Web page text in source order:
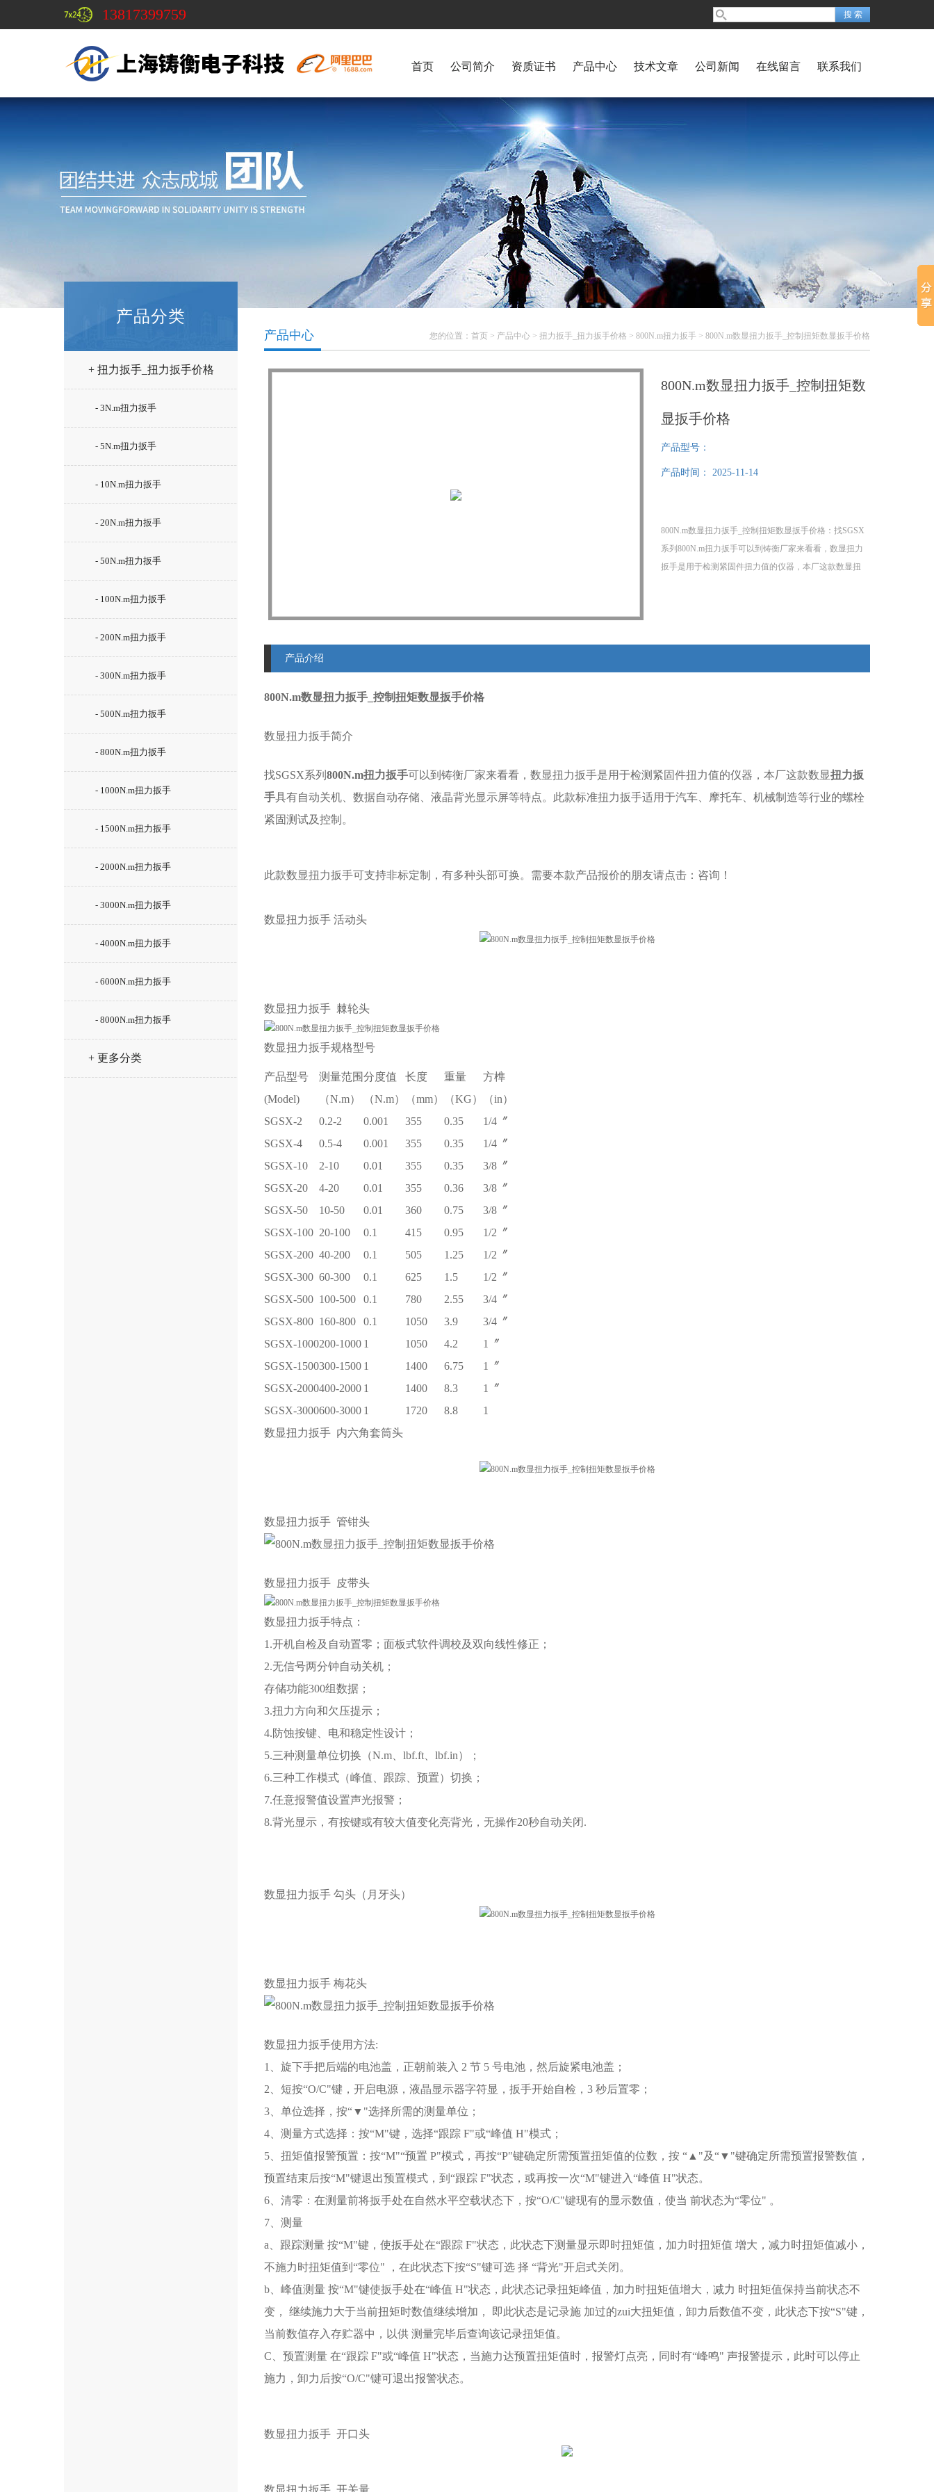
13817399759
首页 公司简介 资质证书 产品中心 技术文章 公司新闻 在线留言 联系我们
产品分类
+ 扭力扳手_扭力扳手价格
- 3N.m扭力扳手
- 5N.m扭力扳手
- 10N.m扭力扳手
- 20N.m扭力扳手
- 50N.m扭力扳手
- 100N.m扭力扳手
- 200N.m扭力扳手
- 300N.m扭力扳手
- 500N.m扭力扳手
- 800N.m扭力扳手
- 1000N.m扭力扳手
- 1500N.m扭力扳手
- 2000N.m扭力扳手
- 3000N.m扭力扳手
- 4000N.m扭力扳手
- 6000N.m扭力扳手
- 8000N.m扭力扳手
+ 更多分类
您的位置： 首页 > 产品中心 > 扭力扳手_扭力扳手价格 > 800N.m扭力扳手 > 800N.m数显扭力扳手_控制扭矩数显扳手价格
产品中心
800N.m数显扭力扳手_控制扭矩数
显扳手价格
产品型号：
产品时间： 2025-11-14
800N.m数显扭力扳手_控制扭矩数显扳手价格：找SGSX
系列800N.m扭力扳手可以到铸衡厂家来看看，数显扭力
扳手是用于检测紧固件扭力值的仪器，本厂这款数显扭
产品介绍
800N.m数显扭力扳手_控制扭矩数显扳手价格
数显扭力扳手简介
找SGSX系列 800N.m扭力扳手可以到铸衡厂家来看看， 数显扭力扳手是用于检测紧固件扭力值的仪器，本厂这款数显扭力扳
手具有自动关机、数据自动存储、液晶背光显示屏等特点。此款标准扭力扳手适用于汽车、摩托车、机械制造等行业的螺栓
紧固测试及控制。
此款数显扭力扳手可支持非标定制，有多种头部可换。需要本款产品报价的朋友请点击： 咨询 ！
数显扭力扳手 活动头
数显扭力扳手 棘轮头
数显扭力扳手规格型号
产品型号
(Model)
测量范围
（N.m）
分度值
（N.m）
长度
（mm）
重量
（KG）
方榫
（in）
SGSX-2
0.2-2 0.001 355 0.35
1/4〞
SGSX-4
0.5-4 0.001 355 0.35
1/4〞
SGSX-10
2-10 0.01 355 0.35
3/8〞
SGSX-20
4-20 0.01 355 0.36
3/8〞
SGSX-50
10-50 0.01 360 0.75
3/8〞
SGSX-100 20-100 0.1 415 0.95
1/2〞
SGSX-200 40-200 0.1 505 1.25
1/2〞
SGSX-300 60-300 0.1 625 1.5
1/2〞
SGSX-500 100-500 0.1 780 2.55
3/4〞
SGSX-800 160-800 0.1 1050 3.9
3/4〞
SGSX-1000200-1000 1 1050 4.2
1〞
SGSX-1500300-1500 1 1400 6.75
1〞
SGSX-2000400-2000 1 1400 8.3
1〞
SGSX-3000600-3000 1 1720 8.8
1
数显扭力扳手 内六角套筒头
数显扭力扳手 管钳头
数显扭力扳手 皮带头
数显扭力扳手特点：
1.开机自检及自动置零；面板式软件调校及双向线性修正；
2.无信号两分钟自动关机；
存储功能300组数据；
3.扭力方向和欠压提示；
4.防蚀按键、电和稳定性设计；
5.三种测量单位切换（N.m、lbf.ft、lbf.in）；
6.三种工作模式（峰值、跟踪、预置）切换；
7.任意报警值设置声光报警；
8.背光显示，有按键或有较大值变化亮背光，无操作20秒自动关闭.
数显扭力扳手 勾头（月牙头）
数显扭力扳手 梅花头
数显扭力扳手使用方法:
1、旋下手把后端的电池盖，正朝前装入 2 节 5 号电池，然后旋紧电池盖；
2、短按“O/C"键，开启电源，液晶显示器字符显，扳手开始自检，3 秒后置零；
3、单位选择，按“▼"选择所需的测量单位；
4、测量方式选择：按“M"键，选择“跟踪 F"或“峰值 H"模式；
5、扭矩值报警预置：按“M"“预置 P"模式，再按“P"键确定所需预置扭矩值的位数，按 “▲"及“▼"键确定所需预置报警数值，
预置结束后按“M"键退出预置模式，到“跟踪 F"状态，或再按一次“M"键进入“峰值 H"状态。
6、清零：在测量前将扳手处在自然水平空载状态下，按“O/C"键现有的显示数值，使当 前状态为“零位" 。
7、测量
a、跟踪测量 按“M"键，使扳手处在“跟踪 F"状态，此状态下测量显示即时扭矩值，加力时扭矩值 增大，减力时扭矩值减小，
不施力时扭矩值到“零位" ，在此状态下按“S"键可选 择 “背光"开启式关闭。
b、峰值测量 按“M"键使扳手处在“峰值 H"状态，此状态记录扭矩峰值，加力时扭矩值增大，减力 时扭矩值保持当前状态不
变， 继续施力大于当前扭矩时数值继续增加， 即此状态是记录施 加过的zui大扭矩值，卸力后数值不变，此状态下按“S"键，
当前数值存入存贮器中，以供 测量完毕后查询该记录扭矩值。
C、预置测量 在“跟踪 F"或“峰值 H"状态，当施力达预置扭矩值时，报警灯点亮，同时有“峰鸣" 声报警提示，此时可以停止
施力，卸力后按“O/C"键可退出报警状态。
数显扭力扳手 开口头
数显扭力扳手 开关量